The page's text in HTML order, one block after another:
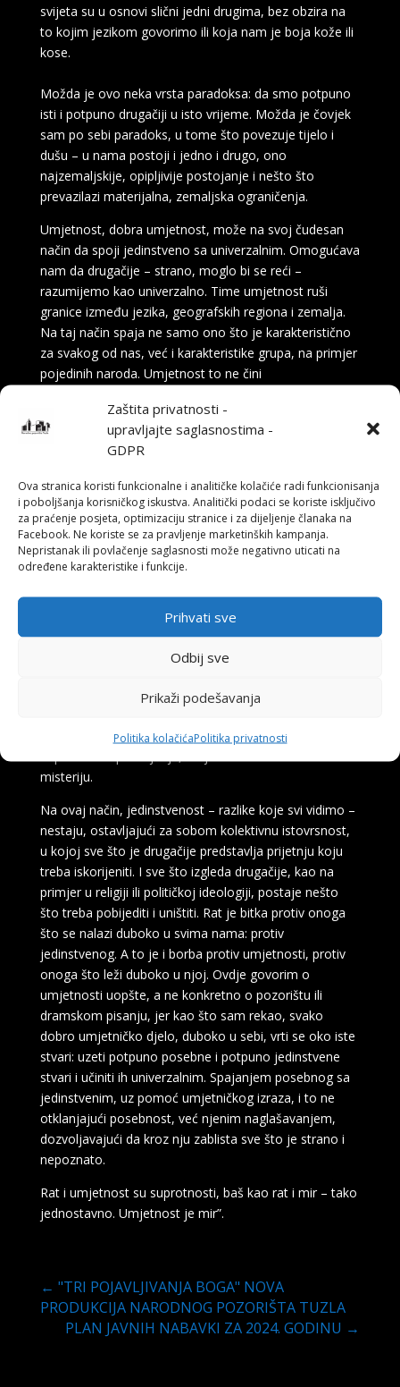
Zaštita privatnosti -
upravljajte saglasnostima -
GDPR
Ova stranica koristi funkcionalne i analitičke kolačiće radi funkcionisanja
i poboljšanja korisničkog iskustva. Analitički podaci se koriste isključivo
za praćenje posjeta, optimizaciju stranice i za dijeljenje članaka na
Facebook. Ne koriste se za pravljenje marketinških kampanja.
Nepristanak ili povlačenje saglasnosti može negativno uticati na
određene karakteristike i funkcije.
Prihvati sve
Odbij sve
Prikaži podešavanja
Politika kolačićaPolitika privatnosti
svijeta su u osnovi slični jedni drugima, bez obzira na
to kojim jezikom govorimo ili koja nam je boja kože ili
kose.
Možda je ovo neka vrsta paradoksa: da smo potpuno
isti i potpuno drugačiji u isto vrijeme. Možda je čovjek
sam po sebi paradoks, u tome što povezuje tijelo i
dušu – u nama postoji i jedno i drugo, ono
najzemaljskije, opipljivije postojanje i nešto što
prevazilazi materijalna, zemaljska ograničenja.
Umjetnost, dobra umjetnost, može na svoj čudesan
način da spoji jedinstveno sa univerzalnim. Omogućava
nam da drugačije – strano, moglo bi se reći –
razumijemo kao univerzalno. Time umjetnost ruši
granice između jezika, geografskih regiona i zemalja.
Na taj način spaja ne samo ono što je karakteristično
za svakog od nas, već i karakteristike grupa, na primjer
pojedinih naroda. Umjetnost to ne čini
što je drugačije od nas, ono što nam je nepoznato,
strano. Svako dobro umjetničko djelo sadrži upravo to:
nešto strano, nešto što ne možemo do kraja da
razumijemo. Sadrži misteriju, možemo reći. Nešto što
nas inspiriše i gura preko naših granica, i tako stvara
transcendenciju koju svako umjetničko djelo mora da
sadrži u sebi i do koje nas vodi.
suprotan pristup nasilnim sukobima koje prečesto
iskušenju da uništi sve strano, sve što je jedinstveno i
tehnologija nudi. U svijetu postoji terorizam. Rat. Jer
doživljavamo ono drugo, strano kao prijetnju
misteriju.
Na ovaj način, jedinstvenost – razlike koje svi vidimo –
nestaju, ostavljajući za sobom kolektivnu istovrsnost,
u kojoj sve što je drugačije predstavlja prijetnju koju
treba iskorijeniti. I sve što izgleda drugačije, kao na
primjer u religiji ili političkoj ideologiji, postaje nešto
što treba pobijediti i uništiti. Rat je bitka protiv onoga
što se nalazi duboko u svima nama: protiv
jedinstvenog. A to je i borba protiv umjetnosti, protiv
onoga što leži duboko u njoj. Ovdje govorim o
umjetnosti uopšte, a ne konkretno o pozorištu ili
dramskom pisanju, jer kao što sam rekao, svako
dobro umjetničko djelo, duboko u sebi, vrti se oko iste
stvari: uzeti potpuno posebne i potpuno jedinstvene
stvari i učiniti ih univerzalnim. Spajanjem posebnog sa
jedinstvenim, uz pomoć umjetničkog izraza, i to ne
otklanjajući posebnost, već njenim naglašavanjem,
dozvoljavajući da kroz nju zablista sve što je strano i
nepoznato.
Rat i umjetnost su suprotnosti, baš kao rat i mir – tako
jednostavno. Umjetnost je mir”.
← "TRI POJAVLJIVANJA BOGA" NOVA
PRODUKCIJA NARODNOG POZORIŠTA TUZLA
PLAN JAVNIH NABAVKI ZA 2024. GODINU →